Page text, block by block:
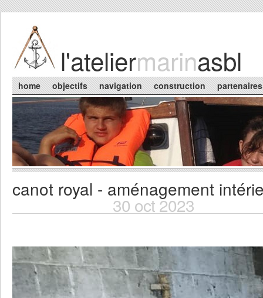
l'ateliermarinasbl
Main menu
home objectifs navigation construction partenaires
You are here
canot royal - aménagement
30 oct 2023